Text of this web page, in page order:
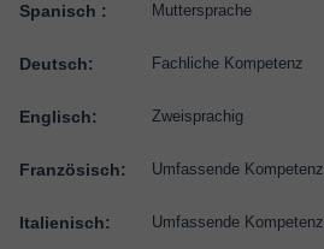
Spanisch : Muttersprache
Deutsch: Fachliche Kompetenz
Englisch: Zweisprachig
Französisch: Umfassende
Italienisch: Umfassende